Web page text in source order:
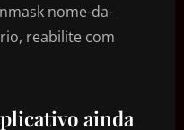
nome-da-
reabilite com
ainda